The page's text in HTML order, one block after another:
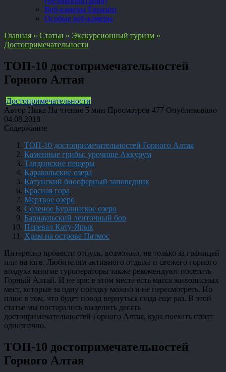
Веб-камеры Евразии
Особые веб-камеры
Главная » Статьи » Экскурсионный туризм »
Достопримечательности
ТОП-10 достопримечательностей
Горного Алтая
Достопримечательности
Автор Ника На чтение 5 мин Просмотров 477 Опубликовано
04.08.2018
Содержание
ТОП-10 достопримечательностей Горного Алтая
Каменные грибы: урочище Аккурум
Тавдинские пещеры
Каракольские озера
Катунский биосферный заповедник
Красная гора
Мертвое озеро
Соленое Бурлинское озеро
Барнаульский ленточный бор
Перевал Кату-Ярык
Храм на острове Патмос
Интересно провести отпуск, возможно, не только за границей
или на юге. Любителям активного отдыха и свежего горного
воздуха многие туроператоры также рекомендуют посетить
Горный Алтай. И не зря: в этом месте есть масса живописных
мест, которые за одну поездку можно и не пересмотреть. Но
плюс в том, что будет повод вернуться сюда еще раз. В этой
статье мы постарались выделить десять
достопримечательностей Горного Алтая, куда поехать стоит
однозначно.
ТОП-10 достопримечательностей
Горного Алтая